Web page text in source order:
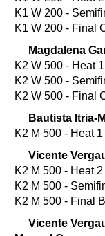
K1 W 200 -
K1 W 200 - Final
Magdalena
K2 W 500 - Heat
K2 W 500 -
K2 W 500 - Final
Bautista Itria-
K2 M 500 - Heat
Vicente
K2 M 500 - Heat
K2 M 500 -
K2 M 500 - Final
Vicente